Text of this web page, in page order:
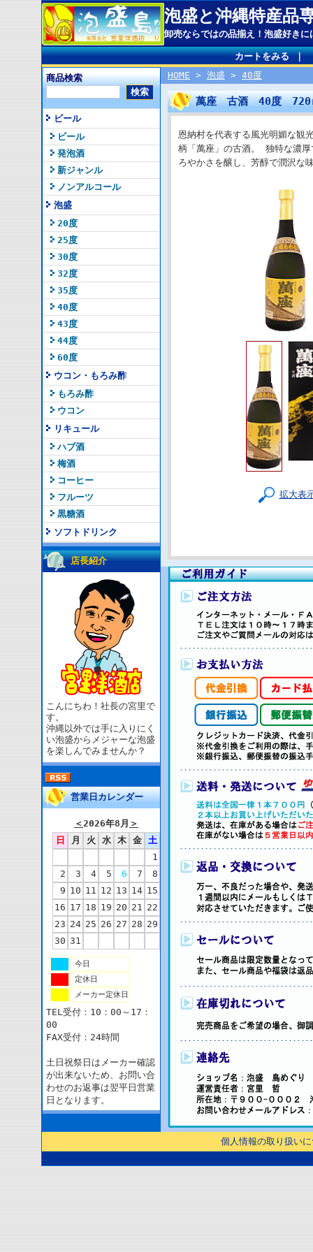
泡盛と沖縄特産
卸売ならではの品揃え！泡盛好き
カートをみる｜
商品検索
ビール
ビール
発泡酒
新ジャンル
ノンアルコール
泡盛
20度
25度
30度
32度
35度
40度
43度
44度
60度
ウコン・もろみ酢
もろみ酢
ウコン
リキュール
ハブ酒
梅酒
コーヒー
フルーツ
黒糖酒
ソフトドリンク
店長紹介
こんにちわ！社長の宮里で
す。
沖縄以外では手に入りにく
い泡盛からメジャーな泡盛
を楽しんでみませんか？
営業日カレンダー
＜2026年8月 ＞
日
月 火 水 木 金
土
1
2
3 4 5 6 7
8
9 10 11 12 13 14 15
16 17 18 19 20 21 22
23 24 25 26 27 28 29
30 31
今日
定休日
メーカー定休日
TEL受付：10：00～17：
00
FAX受付：24時間
土日祝祭日はメーカー確認
が出来ないため、お問い合
わせのお返事は翌平日営業
日となります。
HOME > 泡盛 > 40度
萬座 古酒 40度 720
恩納村を代表する風光明媚な観
柄「萬座」の古酒。 独特な濃
ろやかさを醸し、芳醇で潤沢な
拡大表
個人情報の取り扱い